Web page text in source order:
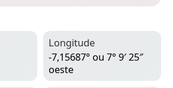
Longitude
-7,15687° ou 7° 9′ 25″
oeste